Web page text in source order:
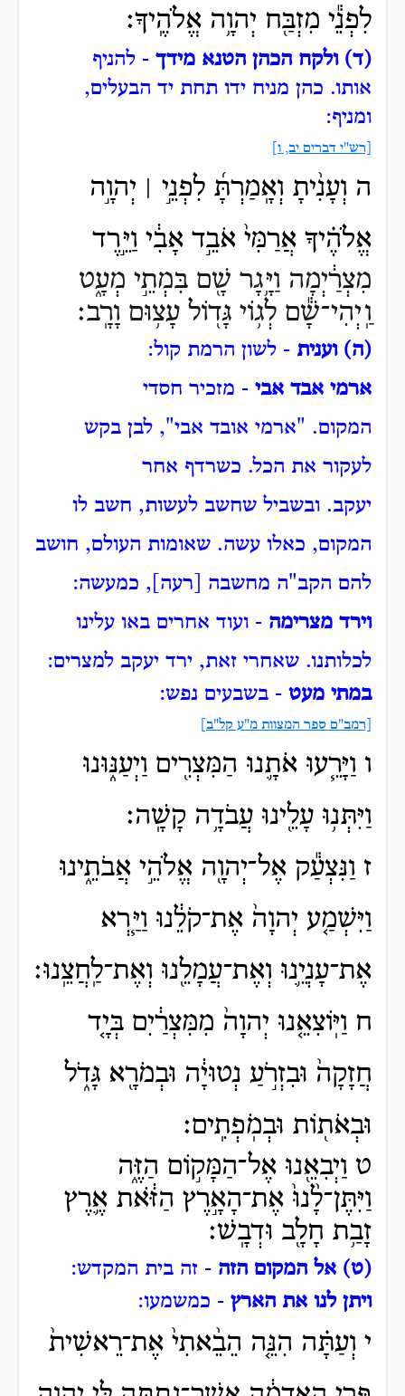
לִפְנֵ֕י מִזְבַּ֖ח יְהוָ֥ה אֱלֹהֶֽיךָ׃
(ד) ולקח הכהן הטנא מידך - להניף
אותו. כהן מניח ידו תחת יד הבעלים,
ומניף:
[רש"י דברים יב, ו]
ה וְעָנִ֨יתָ וְאָֽמַרְתָּ֜ לִפְנֵ֣י ׀ יְהוָ֣ה
אֱלֹהֶ֗יךָ אֲרַמִּי֙ אֹבֵ֣ד אָבִ֔י וַיֵּ֣רֶד
מִצְרַ֔יְמָה וַיָּ֥גָר שָׁ֖ם בִּמְתֵ֣י מְעָ֑ט
וַֽיְהִי־שָׁ֕ם לְג֥וֹי גָּד֖וֹל עָצ֥וּם וָרָֽב׃
(ה) וענית - לשון הרמת קול:
ארמי אבד אבי - מזכיר חסדי
המקום. "ארמי אובד אבי", לבן בקש
לעקור את הכל. כשרדף אחר
יעקב. ובשביל שחשב לעשות, חשב לו
המקום, כאלו עשה. שאומות העולם, חושב
להם הקב"ה מחשבה [רעה], כמעשה:
וירד מצרימה - ועוד אחרים באו עלינו
לכלותנו. שאחרי זאת, ירד יעקב למצרים:
במתי מעט - בשבעים נפש:
[רמב"ם ספר המצוות מ"ע קל"ב]
ו וַיָּרֵ֧עוּ אֹתָ֛נוּ הַמִּצְרִ֖ים וַיְעַנּ֑וּנוּ
וַיִּתְּנ֥וּ עָלֵ֖ינוּ עֲבֹדָ֥ה קָשָֽׁה׃
ז וַנִּצְעַ֕ק אֶל־יְהוָ֖ה אֱלֹהֵ֣י אֲבֹתֵ֑ינוּ
וַיִּשְׁמַ֤ע יְהוָה֙ אֶת־קֹלֵ֔נוּ וַיַּ֧רְא
אֶת־עָנְיֵ֛נוּ וְאֶת־עֲמָלֵ֖נוּ וְאֶת־לַֽחֲצֵֽנוּ׃
ח וַיּֽוֹצִאֵ֤נוּ יְהוָה֙ מִמִּצְרַ֔יִם בְּיָ֤ד
חֲזָקָה֙ וּבִזְרֹ֣עַ נְטוּיָ֔ה וּבְמֹרָ֖א גָּדֹ֑ל
וּבְאֹת֖וֹת וּבְמֹֽפְתִֽים׃
ט וַיְבִאֵ֖נוּ אֶל־הַמָּק֣וֹם הַזֶּ֑ה
וַיִּתֶּן־לָ֨נוּ֙ אֶת־הָאָ֣רֶץ הַזֹּ֔את אֶ֛רֶץ
זָבַ֥ת חָלָ֖ב וּדְבָֽשׁ׃
(ט) אל המקום הזה - זה בית המקדש:
ויתן לנו את הארץ - כמשמעו:
י וְעַתָּ֗ה הִנֵּ֤ה הֵבֵ֨אתִי֙ אֶת־רֵאשִׁית֙